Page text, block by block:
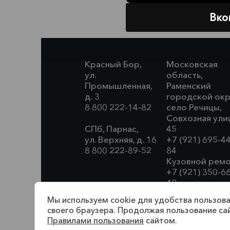
Красный Бор,
ул.
Промышленная,
д. 3
8 800 222-14-82
СПб, Парнас,
ул. Верхняя, д. 16
8 800 222-89-52
Московская
область,
Раменский
городской
село Речицы,
Совхозная
45
+7 (921) 695-
84
Кузовной
+7 (921) 350-
42
Мы используем cookie для удобства
своего браузера. Продолжая пользование
Правилами пользования сайтом.